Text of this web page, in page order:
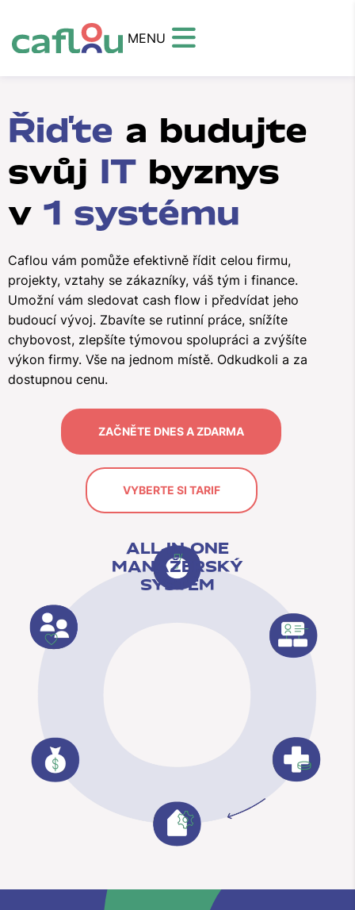
MENU
Řiďte a budujte
svůj IT byznys
v 1 systému
Caflou vám pomůže efektivně řídit celou firmu,
projekty, vztahy se zákazníky, váš tým i finance.
Umožní vám sledovat cash flow i předvídat jeho
budoucí vývoj. Zbavíte se rutinní práce, snížíte
chybovost, zlepšíte týmovou spolupráci a zvýšíte
výkon firmy. Vše na jednom místě. Odkudkoli a za
dostupnou cenu.
ZAČNĚTE DNES A ZDARMA
VYBERTE SI TARIF
ALL-IN-ONE
MANAŽERSKÝ
SYSTÉM